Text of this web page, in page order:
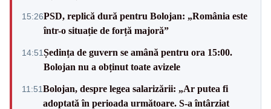
15:26PSD, replică dură pentru Bolojan: „România este
într-o situație de forță majoră”
14:51Ședința de guvern se amână pentru ora 15:00.
Bolojan nu a obținut toate avizele
11:51Bolojan, despre legea salarizării: „Ar putea fi
adoptată în perioada următoare. S-a întârziat